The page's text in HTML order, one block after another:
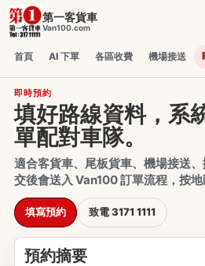
第一客貨車
Van100.com
首頁 AI 下單 各區收費 機場接送
即時預約
填好路線資料，系
單配對車隊。
適合客貨車、尾板貨車、機場接送
交後會送入 Van100 訂單流程，按地
填寫預約 致電 3171 1111
預約摘要